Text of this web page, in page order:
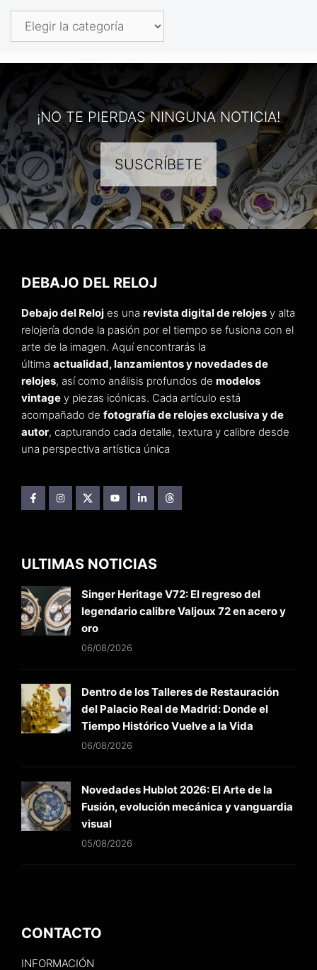
Categorías
¡NO TE PIERDAS NINGUNA NOTICIA!
SUSCRÍBETE
DEBAJO DEL RELOJ
Debajo del Reloj es una revista digital de relojes y alta
relojería donde la pasión por el tiempo se fusiona con el
arte de la imagen. Aquí encontrarás la
última actualidad, lanzamientos y novedades de
relojes, así como análisis profundos de modelos
vintage y piezas icónicas. Cada artículo está
acompañado de fotografía de relojes exclusiva y de
autor, capturando cada detalle, textura y calibre desde
una perspectiva artística única
ULTIMAS NOTICIAS
Singer Heritage V72: El regreso del
legendario calibre Valjoux 72 en acero y
oro
06/08/2026
Dentro de los Talleres de Restauración
del Palacio Real de Madrid: Donde el
Tiempo Histórico Vuelve a la Vida
06/08/2026
Novedades Hublot 2026: El Arte de la
Fusión, evolución mecánica y vanguardia
visual
05/08/2026
CONTACTO
INFORMACIÓN